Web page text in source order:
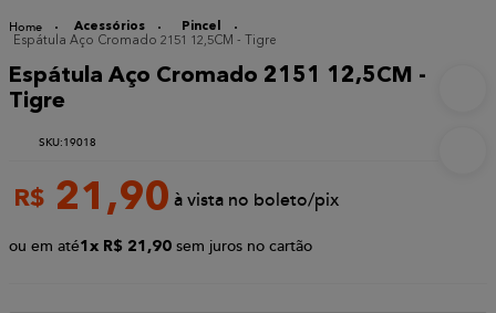
Acessórios
Pincel
Espátula Aço Cromado 2151 12,5CM - Tigre
Espátula Aço Cromado 2151 12,5CM -
Tigre
:19018
R$ 21 ,90 à vista no boleto/pix
ou em até1 R$ 21 ,90 sem juros no cartão